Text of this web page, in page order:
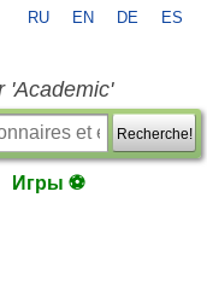
RU EN DE ES
'Academic'
Recherche!
Игры ⚽